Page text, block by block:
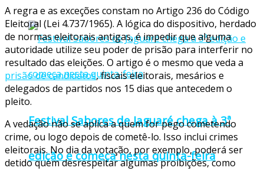
Festival Sabores de Jaguaré chega à 3ª
edição e começa nesta quinta-feira
A regra e as exceções constam no Artigo 236 do Código
Eleitoral (Lei 4.737/1965). A lógica do dispositivo, herdado
de normas eleitorais antigas, é impedir que alguma
autoridade utilize seu poder de prisão para interferir no
resultado das eleições. O artigo é o mesmo que veda a
prisão de candidatos, fiscais eleitorais, mesários e
delegados de partidos nos 15 dias que antecedem o
pleito.
A vedação não se aplica a quem for pego cometendo
crime, ou logo depois de cometê-lo. Isso inclui crimes
eleitorais. No dia da votação, por exemplo, poderá ser
detido quem desrespeitar algumas proibições, como